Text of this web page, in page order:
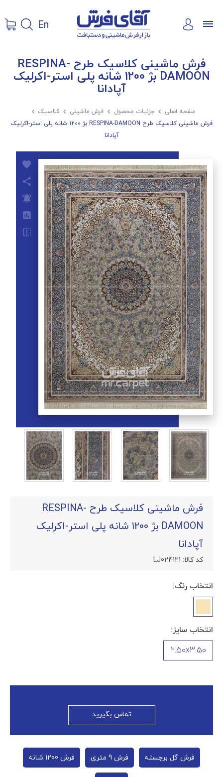
En
فرش ماشینی کلاسیک طرح RESPINA-
DAMOON بژ 1200 شانه پلی استر-اکرلیک
آپادانا
صفحه اصلی  جزئیات محصول  فرش ماشینی  کلاسیک 
فرش ماشینی کلاسیک طرح RESPINA-DAMOON بژ 1200 شانه پلی استر-اکرلیک
آپادانا
فرش ماشینی کلاسیک طرح RESPINA-
DAMOON بژ 1200 شانه پلی استر-اکرلیک
آپادانا
کد کالا: LJ024121
انتخاب رنگ:
انتخاب سایز:
2.50x3.50
تماس بگیرید
فرش گل برجسته فرش 9 متری فرش 1200 شانه